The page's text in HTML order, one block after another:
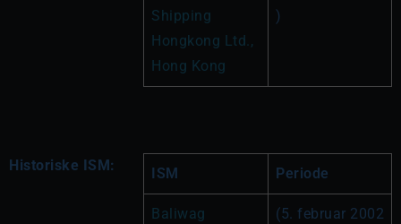
Shipping
Hongkong Ltd.,
Hong Kong
)
Historiske ISM: ISM Periode
Baliwag
(5. februar 2002